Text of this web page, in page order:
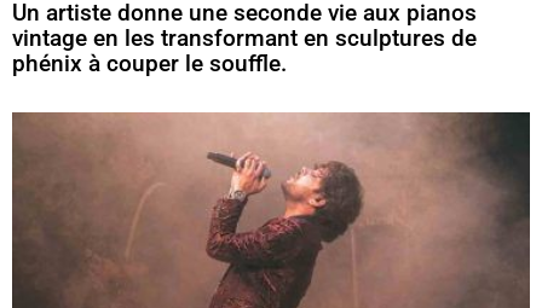
Un artiste donne une seconde vie aux pianos
vintage en les transformant en sculptures de
phénix à couper le souffle.